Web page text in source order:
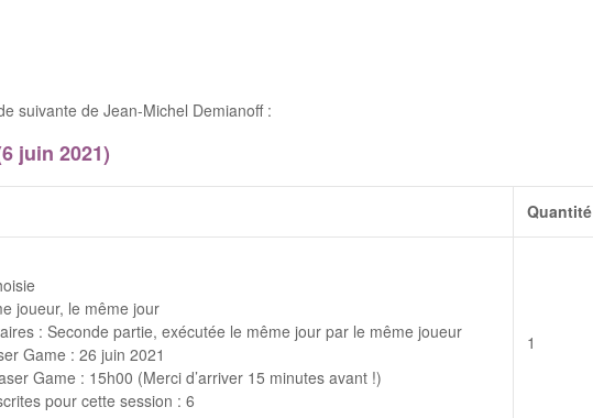
suivante de Jean-Michel Demianoff :
juin 2021)
Quantité
joueur, le même jour
: Seconde partie, exécutée le même jour par le même joueur
Game : 26 juin 2021
Game : 15h00 (Merci d’arriver 15 minutes avant !)
pour cette session : 6
1